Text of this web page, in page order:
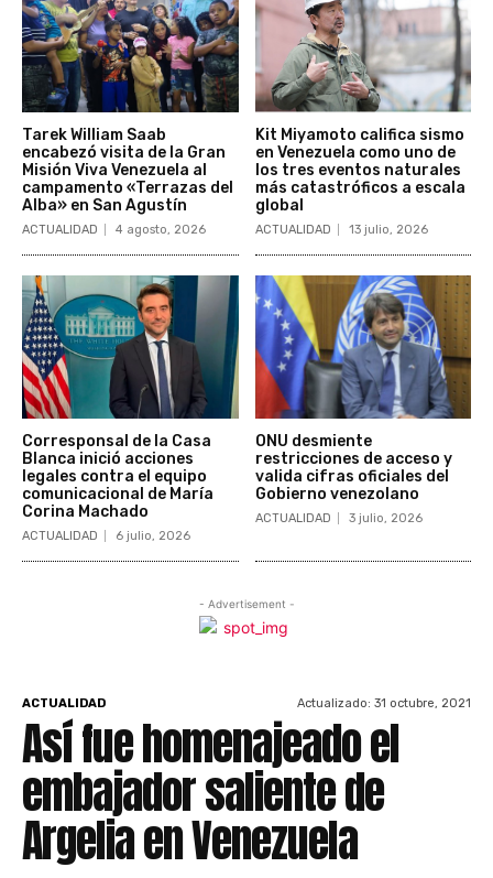
Tarek William Saab
encabezó visita de la Gran
Misión Viva Venezuela al
campamento «Terrazas del
Alba» en San Agustín
ACTUALIDAD 4 agosto, 2026
Kit Miyamoto califica sismo
en Venezuela como uno de
los tres eventos naturales
más catastróficos a escala
global
ACTUALIDAD 13 julio, 2026
Corresponsal de la Casa
Blanca inició acciones
legales contra el equipo
comunicacional de María
Corina Machado
ACTUALIDAD 6 julio, 2026
ONU desmiente
restricciones de acceso y
valida cifras oficiales del
Gobierno venezolano
ACTUALIDAD 3 julio, 2026
- Advertisement -